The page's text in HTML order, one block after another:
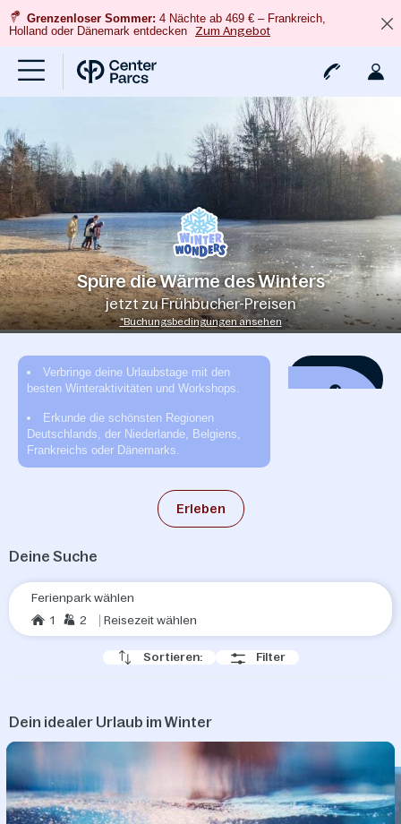
Grenzenloser Sommer: 4 Nächte ab 469 € – Frankreich,
Holland oder Dänemark entdecken
Zum Angebot
Spüre die Wärme des Winters
jetzt zu Frühbucher-Preisen
*Buchungsbedingungen ansehen
Verbringe deine Urlaubstage mit den
besten Winteraktivitäten und Workshops.
Erkunde die schönsten Regionen
Deutschlands, der Niederlande, Belgiens,
Frankreichs oder Dänemarks.
Erleben
Deine Suche
Ferienpark wählen
1
2 Reisezeit wählen
Sortieren: Filter
Dein idealer Urlaub im Winter